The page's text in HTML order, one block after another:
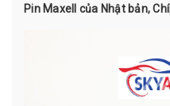
Pin Maxell của Nhật bản,